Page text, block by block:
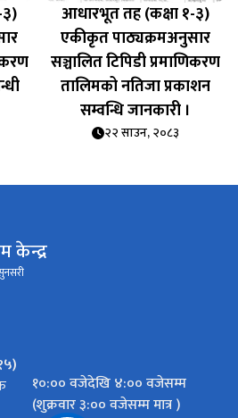
आधारभूत तह (कक्षा १-३)
एकीकृत पाठ्यक्रमअनुसार
सञ्चालित टिपिडी प्रमाणिकरण
तालिमको नतिजा प्रकाशन
सम्वन्धि जानकारी ।
२२ साउन, २०८३
केन्द्र
१०:०० वजेदेखि ४:०० वजेसम्म
(शुक्रवार ३:०० वजेसम्म मात्र )